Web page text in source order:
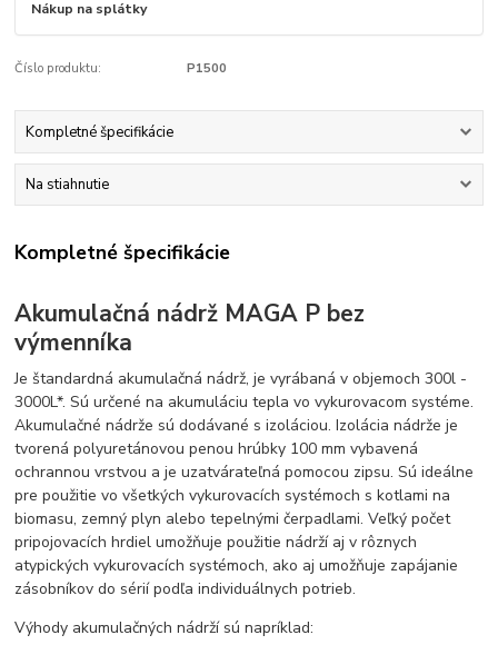
Nákup na splátky
Číslo produktu: P1500
Kompletné špecifikácie
Na stiahnutie
Kompletné špecifikácie
Akumulačná nádrž MAGA P bez
výmenníka
Je štandardná akumulačná nádrž, je vyrábaná v objemoch 300l -
3000L*. Sú určené na akumuláciu tepla vo vykurovacom systéme.
Akumulačné nádrže sú dodávané s izoláciou. Izolácia nádrže je
tvorená polyuretánovou penou hrúbky 100 mm vybavená
ochrannou vrstvou a je uzatvárateľná pomocou zipsu. Sú ideálne
pre použitie vo všetkých vykurovacích systémoch s kotlami na
biomasu, zemný plyn alebo tepelnými čerpadlami. Veľký počet
pripojovacích hrdiel umožňuje použitie nádrží aj v rôznych
atypických vykurovacích systémoch, ako aj umožňuje zapájanie
zásobníkov do sérií podľa individuálnych potrieb.
Výhody akumulačných nádrží sú napríklad: